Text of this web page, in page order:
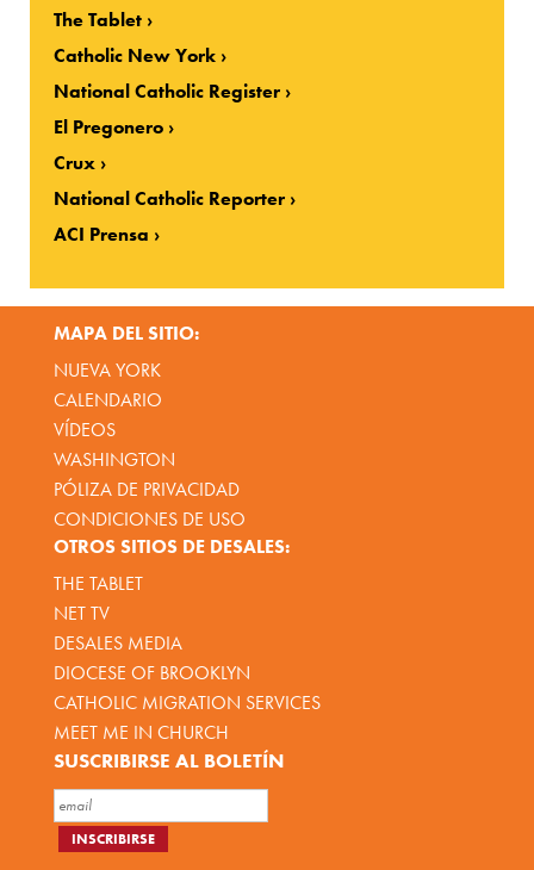
The Tablet
Catholic New York
National Catholic Register
El Pregonero
Crux
National Catholic Reporter
ACI Prensa
MAPA DEL SITIO:
NUEVA YORK
CALENDARIO
VÍDEOS
WASHINGTON
PÓLIZA DE PRIVACIDAD
CONDICIONES DE USO
OTROS SITIOS DE DESALES:
THE TABLET
NET TV
DESALES MEDIA
DIOCESE OF BROOKLYN
CATHOLIC MIGRATION SERVICES
MEET ME IN CHURCH
SUSCRIBIRSE AL BOLETÍN